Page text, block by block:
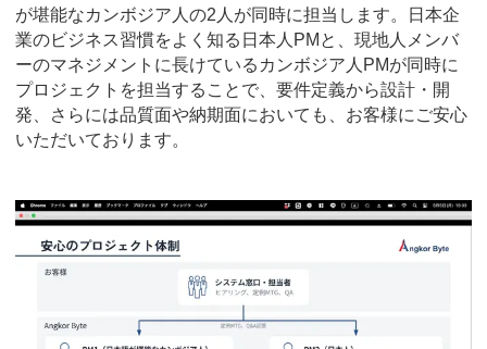
が堪能なカンボジア人の2人が同時に担当します。日本企
業のビジネス習慣をよく知る日本人PMと、現地人メンバ
ーのマネジメントに長けているカンボジア人PMが同時に
プロジェクトを担当することで、要件定義から設計・開
発、さらには品質面や納期面においても、お客様にご安心
いただいております。